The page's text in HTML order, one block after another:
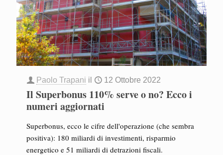
Paolo Trapani il 12 Ottobre 2022
Il Superbonus 110% serve o no? Ecco i
numeri aggiornati
Superbonus, ecco le cifre dell'operazione (che sembra
positiva): 180 miliardi di investimenti, risparmio
energetico e 51 miliardi di detrazioni fiscali.